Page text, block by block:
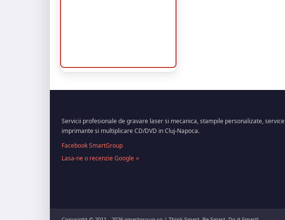
Servicii profesionale de gravare laser si mecanica, stampile personalizate, service
imprimante si multiplicare CD/DVD in Cluj-Napoca.
Facebook SmartGroup
Lasa-ne o recenzie Google ⭐